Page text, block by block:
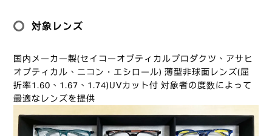
対象レンズ
国内メーカー製(セイコーオプティカルプロダクツ、アサヒ
オプティカル、ニコン・エシロール) 薄型非球面レンズ(屈
折率1.60、1.67、1.74)UVカット付 対象者の度数によって
最適なレンズを提供